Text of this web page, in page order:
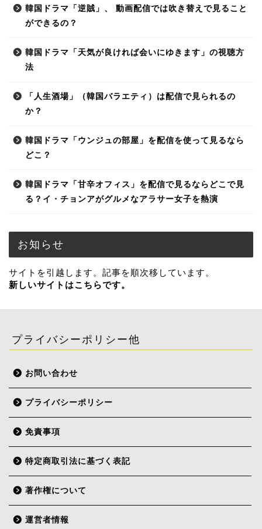
韓国ドラマ「逆賊」、 動画配信では吹き替えで見ること
ができるの？
韓国ドラマ「天気が良ければ会いにゆきます」の視聴方
法
「人生酒場」（韓国バラエティ）は配信で見られるの
か？
韓国ドラマ「ウンジュの部屋」を配信を使って見るなら
どこ？
韓国ドラマ「甘辛オフィス」を配信で見るならどこで見
る？イ・チョンアがグルメなアラサー女子を熱演
お知らせ
サイトを引越します。記事を順次移しています。
新しいサイトはこちらです。
プライバシーポリシー他
お問い合わせ
プライバシーポリシー
免責事項
特定商取引法に基づく表記
著作権について
運営者情報